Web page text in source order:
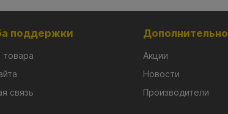
поддержки
товара
связь
Дополнительно
Акции
Новости
Производители